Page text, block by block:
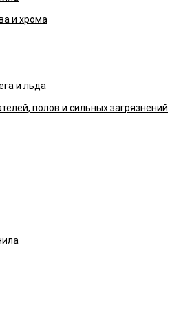
и хрома
и льда
полов и сильных загрязнений